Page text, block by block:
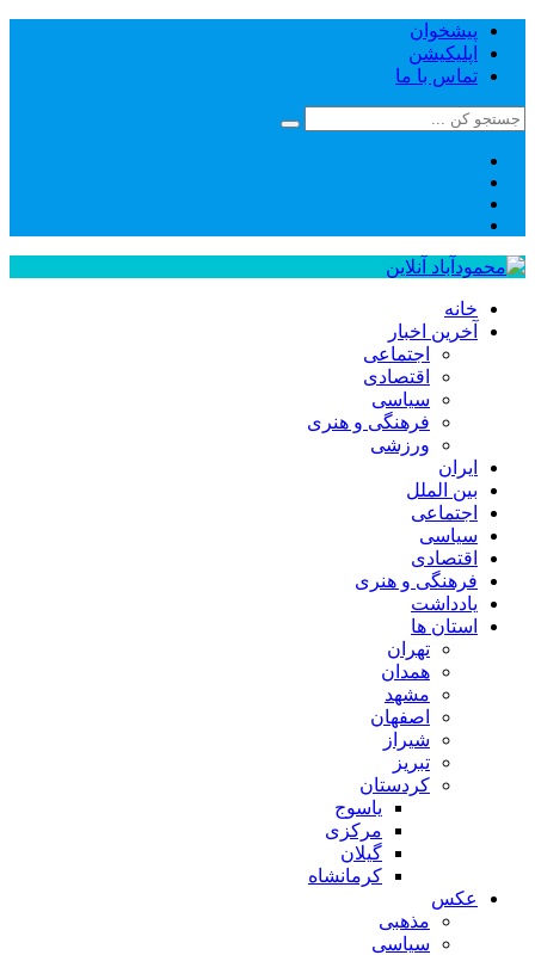
پیشخوان
اپلیکیشن
تماس با ما
خانه
آخرین اخبار
اجتماعی
اقتصادی
سیاسی
فرهنگی و هنری
ورزشی
ایران
بین الملل
اجتماعی
سیاسی
اقتصادی
فرهنگی و هنری
یادداشت
استان ها
تهران
همدان
مشهد
اصفهان
شیراز
تبریز
کردستان
یاسوج
مرکزی
گیلان
کرمانشاه
عکس
مذهبی
سیاسی